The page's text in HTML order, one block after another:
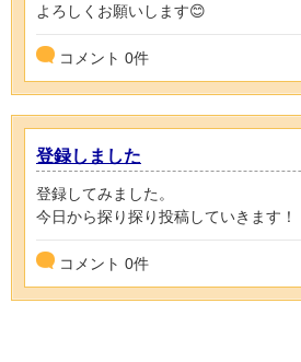
よろしくお願いします😊
コメント 0件
登録しました
登録してみました。
今日から探り探り投稿していきます！
コメント 0件